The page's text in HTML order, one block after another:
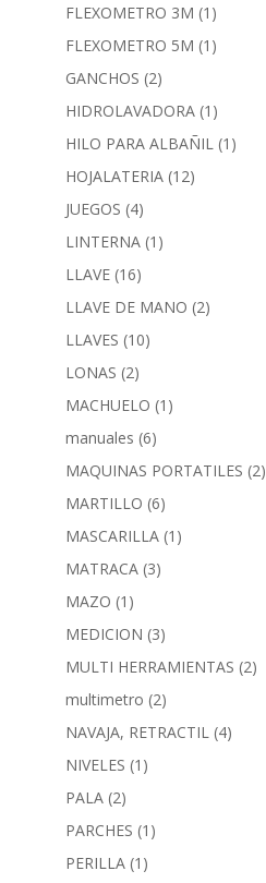
FLEXOMETRO 3M (1)
FLEXOMETRO 5M (1)
GANCHOS (2)
HIDROLAVADORA (1)
HILO PARA ALBAÑIL (1)
HOJALATERIA (12)
JUEGOS (4)
LINTERNA (1)
LLAVE (16)
LLAVE DE MANO (2)
LLAVES (10)
LONAS (2)
MACHUELO (1)
manuales (6)
MAQUINAS PORTATILES (2)
MARTILLO (6)
MASCARILLA (1)
MATRACA (3)
MAZO (1)
MEDICION (3)
MULTI HERRAMIENTAS (2)
multimetro (2)
NAVAJA, RETRACTIL (4)
NIVELES (1)
PALA (2)
PARCHES (1)
PERILLA (1)